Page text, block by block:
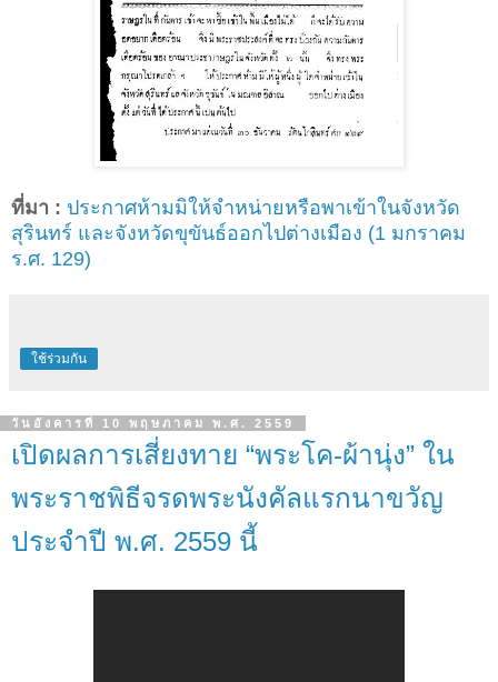
ที่มา : ประกาศห้ามมิให้จำหน่ายหรือพาเข้าในจังหวัด
สุรินทร์ และจังหวัดขุขันธ์ออกไปต่างเมือง (1 มกราคม
ร.ศ. 129)
ใช้ร่วมกัน
วันอังคารที่ 10 พฤษภาคม พ.ศ. 2559
เปิดผลการเสี่ยงทาย “พระโค-ผ้านุ่ง” ใน
พระราชพิธีจรดพระนังคัลแรกนาขวัญ
ประจำปี พ.ศ. 2559 ­นี้